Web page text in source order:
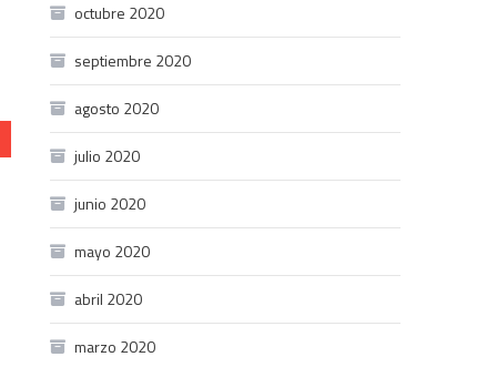
octubre 2020
septiembre 2020
agosto 2020
julio 2020
junio 2020
mayo 2020
abril 2020
marzo 2020